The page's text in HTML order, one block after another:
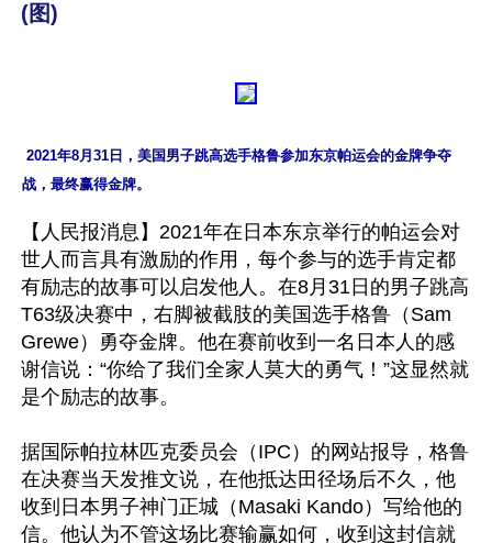
(图)
【人民报消息】2021年在日本东京举行的帕运会对
世人而言具有激励的作用，每个参与的选手肯定都
有励志的故事可以启发他人。在8月31日的男子跳高
T63级决赛中，右脚被截肢的美国选手格鲁（Sam
Grewe）勇夺金牌。他在赛前收到一名日本人的感
谢信说：“你给了我们全家人莫大的勇气！”这显然就
是个励志的故事。
据国际帕拉林匹克委员会（IPC）的网站报导，格鲁
在决赛当天发推文说，在他抵达田径场后不久，他
收到日本男子神门正城（Masaki Kando）写给他的
信。他认为不管这场比赛输赢如何，收到这封信就